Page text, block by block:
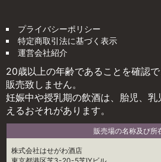
プライバシーポリシー
特定商取引法に基づく表示
運営会社紹介
20歳以上の年齢であることを確認
販売致しません。
妊娠中や授乳期の飲酒は、胎児、
えるおそれがあります。
販売場の名称及び所
株式会社はせがわ酒店